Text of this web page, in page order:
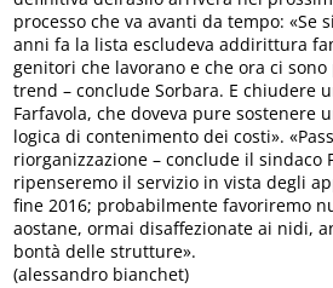
processo che va avanti da tempo: «Se
anni fa la lista escludeva addirittura
genitori che lavorano e che ora ci
trend – conclude Sorbara. E chiudere
Farfavola, che doveva pure sostenere
logica di contenimento dei costi».
riorganizzazione – conclude il sindaco
ripenseremo il servizio in vista degli
fine 2016; probabilmente favoriremo
aostane, ormai disaffezionate ai nidi,
bontà delle strutture».
(alessandro bianchet)